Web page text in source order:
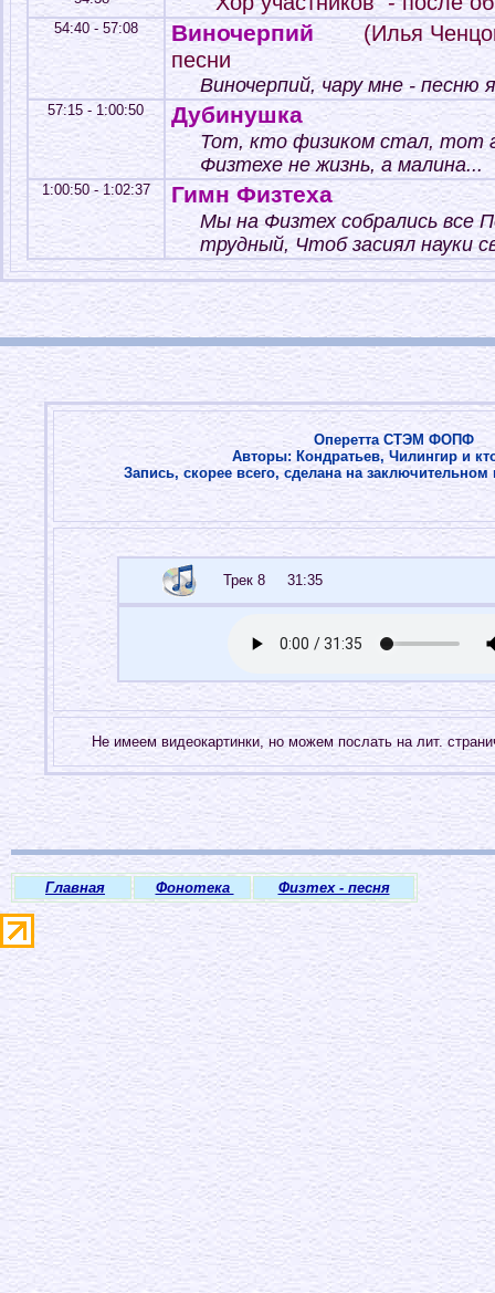
54:40 - 57:08 Виночерпий
(Илья
песни
Виночерпий, чару мне - песню
57:15 - 1:00:50 Дубинушка
Тот, кто физиком стал, тот
Физтехе не жизнь, а малина...
1:00:50 - 1:02:37 Гимн Физтеха
Мы на Физтех собрались все
трудный, Чтоб засиял науки
Оперетта СТЭМ ФОПФ
Авторы: Кондратьев, Чилингир и
Запись, скорее всего, сделана на
Трек 8 31:35
Не имеем видеокартинки, но можем послать на лит.
Главная Фонотека Физтех - песня